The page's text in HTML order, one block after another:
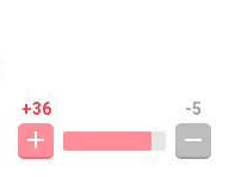
+36 -5